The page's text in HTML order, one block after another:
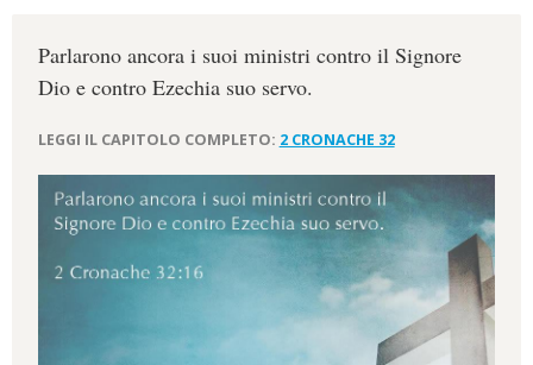
Parlarono ancora i suoi ministri contro il Signore
Dio e contro Ezechia suo servo.
LEGGI IL CAPITOLO COMPLETO: 2 CRONACHE 32